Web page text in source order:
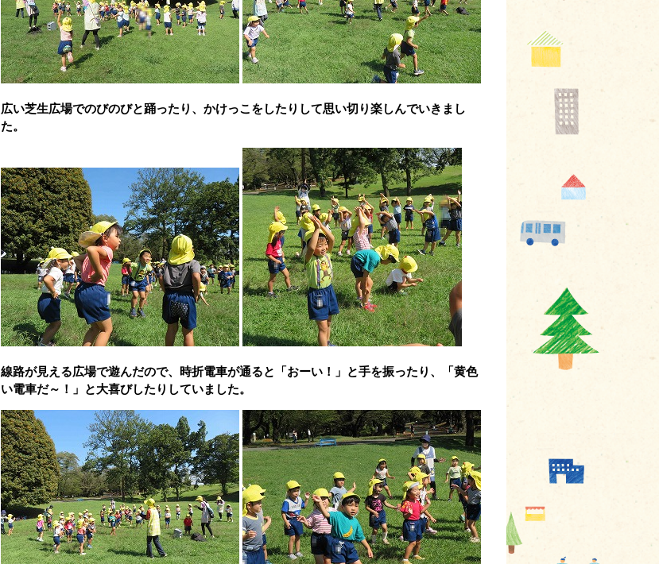
広い芝生広場でのびのびと踊ったり、かけっこをしたりして思い切り楽しんでいきまし
た。
線路が見える広場で遊んだので、時折電車が通ると「おーい！」と手を振ったり、
「黄色
い電車だ～！」と大喜びしたりしていました。